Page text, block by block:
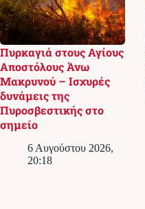
Πυρκαγιά στους Αγίους
Αποστόλους Άνω
Μακρυνού – Ισχυρές
δυνάμεις της
Πυροσβεστικής στο
σημείο
6 Αυγούστου 2026,
20:18